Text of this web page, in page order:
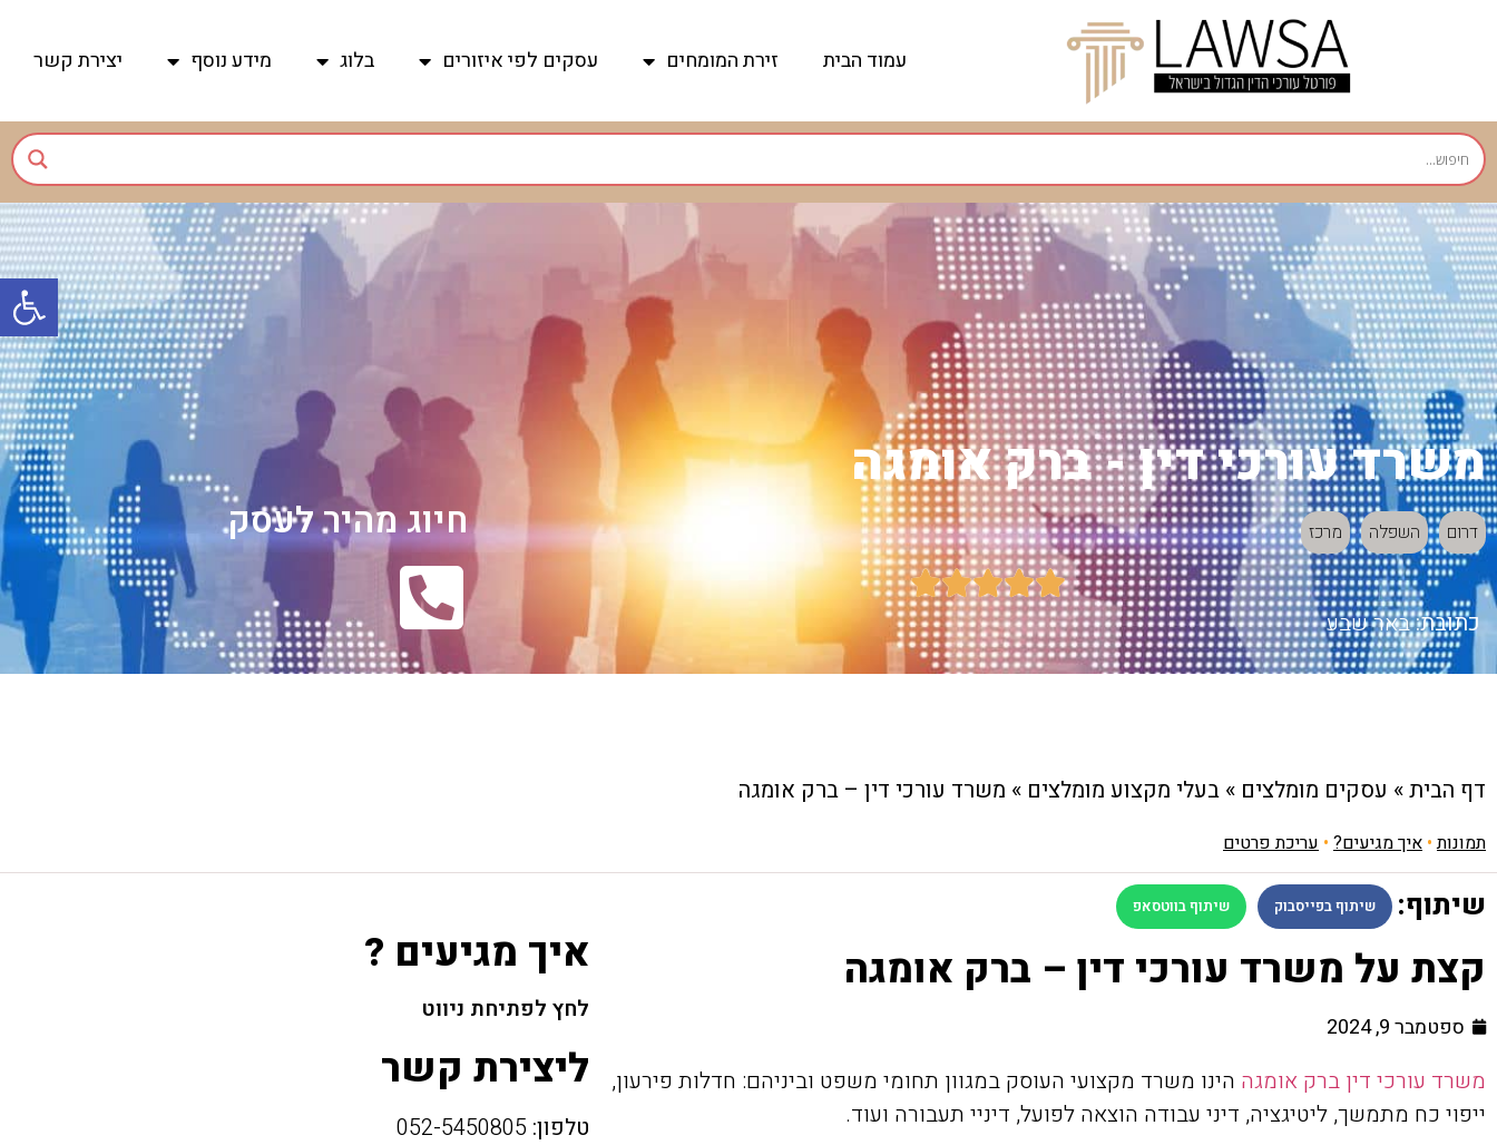
עמוד הבית זירת המומחים עסקים לפי איזורים בלוג מידע נוסף יצירת קשר
משרד עורכי דין - ברק אומגה
דרום השפלה מרכז





כתובת:באר שבע
חיוג מהיר לעסק
דף הבית» עסקים מומלצים » בעלי מקצוע מומלצים » משרד עורכי דין – ברק אומגה
תמונות• איך מגיעים? • עריכת פרטים
שיתוף: שיתוף בפייסבוק שיתוף בווטסאפ
קצת על משרד עורכי דין – ברק אומגה
ספטמבר 9, 2024
משרד עורכי דין ברק אומגה הינו משרד מקצועי העוסק במגוון תחומי משפט וביניהם: חדלות פירעון,
ייפוי כח מתמשך, ליטיגציה, דיני עבודה הוצאה לפועל, דיניי תעבורה ועוד.
איך מגיעים ?
לחץ לפתיחת ניווט
ליצירת קשר
טלפון: